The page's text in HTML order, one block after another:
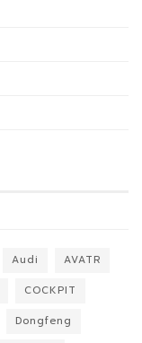
Audi
AVATR
COCKPIT
Dongfeng